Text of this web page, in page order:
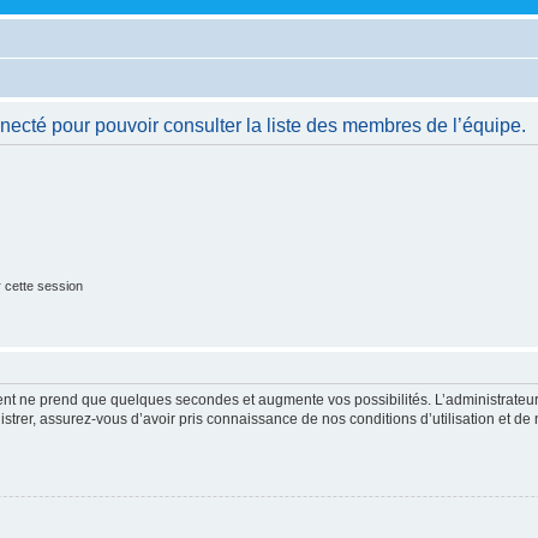
pour pouvoir consulter la liste des membres de l’équipe.
cette session
ne prend que quelques secondes et augmente vos possibilités.
assurez-vous d’avoir pris connaissance de nos conditions d’utilisation et